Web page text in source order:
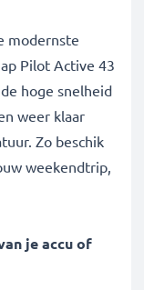
modernste
Pilot Active 43
hoge snelheid
weer klaar
Zo beschik
weekendtrip,
je accu of